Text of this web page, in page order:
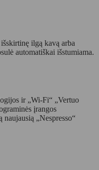
ilgą kavą arba
automatiškai išstumiama.
ir „Wi-Fi“ „Vertuo
įrangos
naujausią „Nespresso“